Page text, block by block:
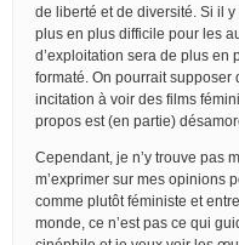
de liberté et de diversité. Si il
plus en plus difficile pour les
d’exploitation sera de plus en
formaté. On pourrait supposer
incitation à voir des films
propos est (en partie)
Cependant, je n’y trouve pas
m’exprimer sur mes opinions
comme plutôt féministe et
monde, ce n’est pas ce qui